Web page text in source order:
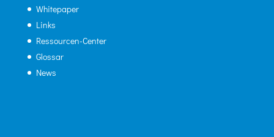
Whitepaper
Links
Ressourcen-Center
Glossar
News